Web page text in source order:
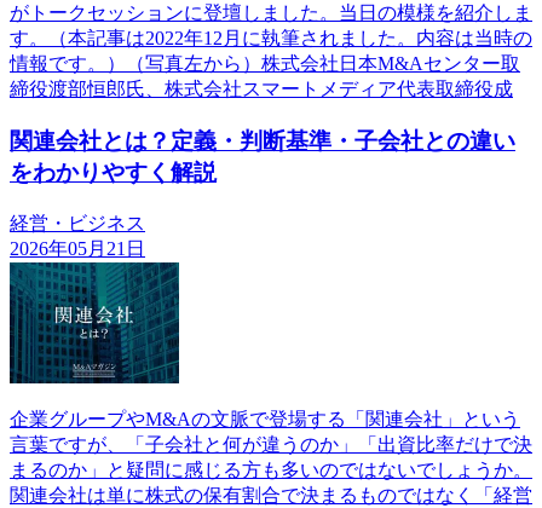
がトークセッションに登壇しました。当日の模様を紹介しま
す。（本記事は2022年12月に執筆されました。内容は当時の
情報です。）（写真左から）株式会社日本M&Aセンター取
締役渡部恒郎氏、株式会社スマートメディア代表取締役成
関連会社とは？定義・判断基準・子会社との違い
をわかりやすく解説
経営・ビジネス
2026年05月21日
企業グループやM&Aの文脈で登場する「関連会社」という
言葉ですが、「子会社と何が違うのか」「出資比率だけで決
まるのか」と疑問に感じる方も多いのではないでしょうか。
関連会社は単に株式の保有割合で決まるものではなく「経営